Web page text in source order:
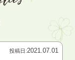
投稿日:2021.07.01